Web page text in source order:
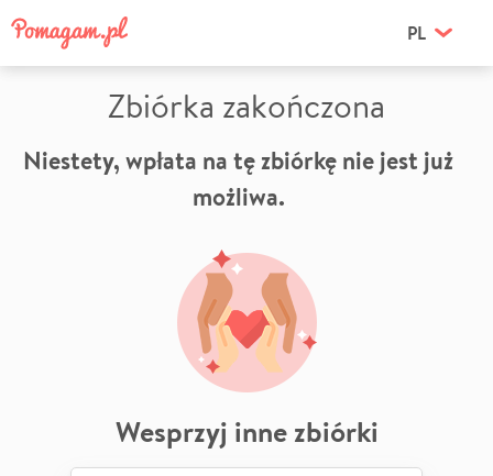
PL
Zbiórka zakończona
Niestety, wpłata na tę zbiórkę nie jest już
możliwa.
Wesprzyj inne zbiórki